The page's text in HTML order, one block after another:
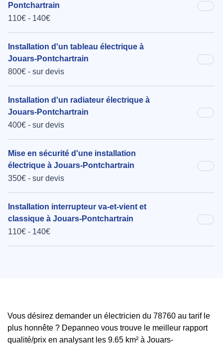
Pontchartrain
110€ - 140€
Installation d'un tableau électrique à
Jouars-Pontchartrain
800€ - sur devis
Installation d'un radiateur électrique à
Jouars-Pontchartrain
400€ - sur devis
Mise en sécurité d'une installation
électrique à Jouars-Pontchartrain
350€ - sur devis
Installation interrupteur va-et-vient et
classique à Jouars-Pontchartrain
110€ - 140€
Vous désirez demander un électricien du 78760 au tarif le
plus honnête ? Depanneo vous trouve le meilleur rapport
qualité/prix en analysant les 9.65 km² à Jouars-